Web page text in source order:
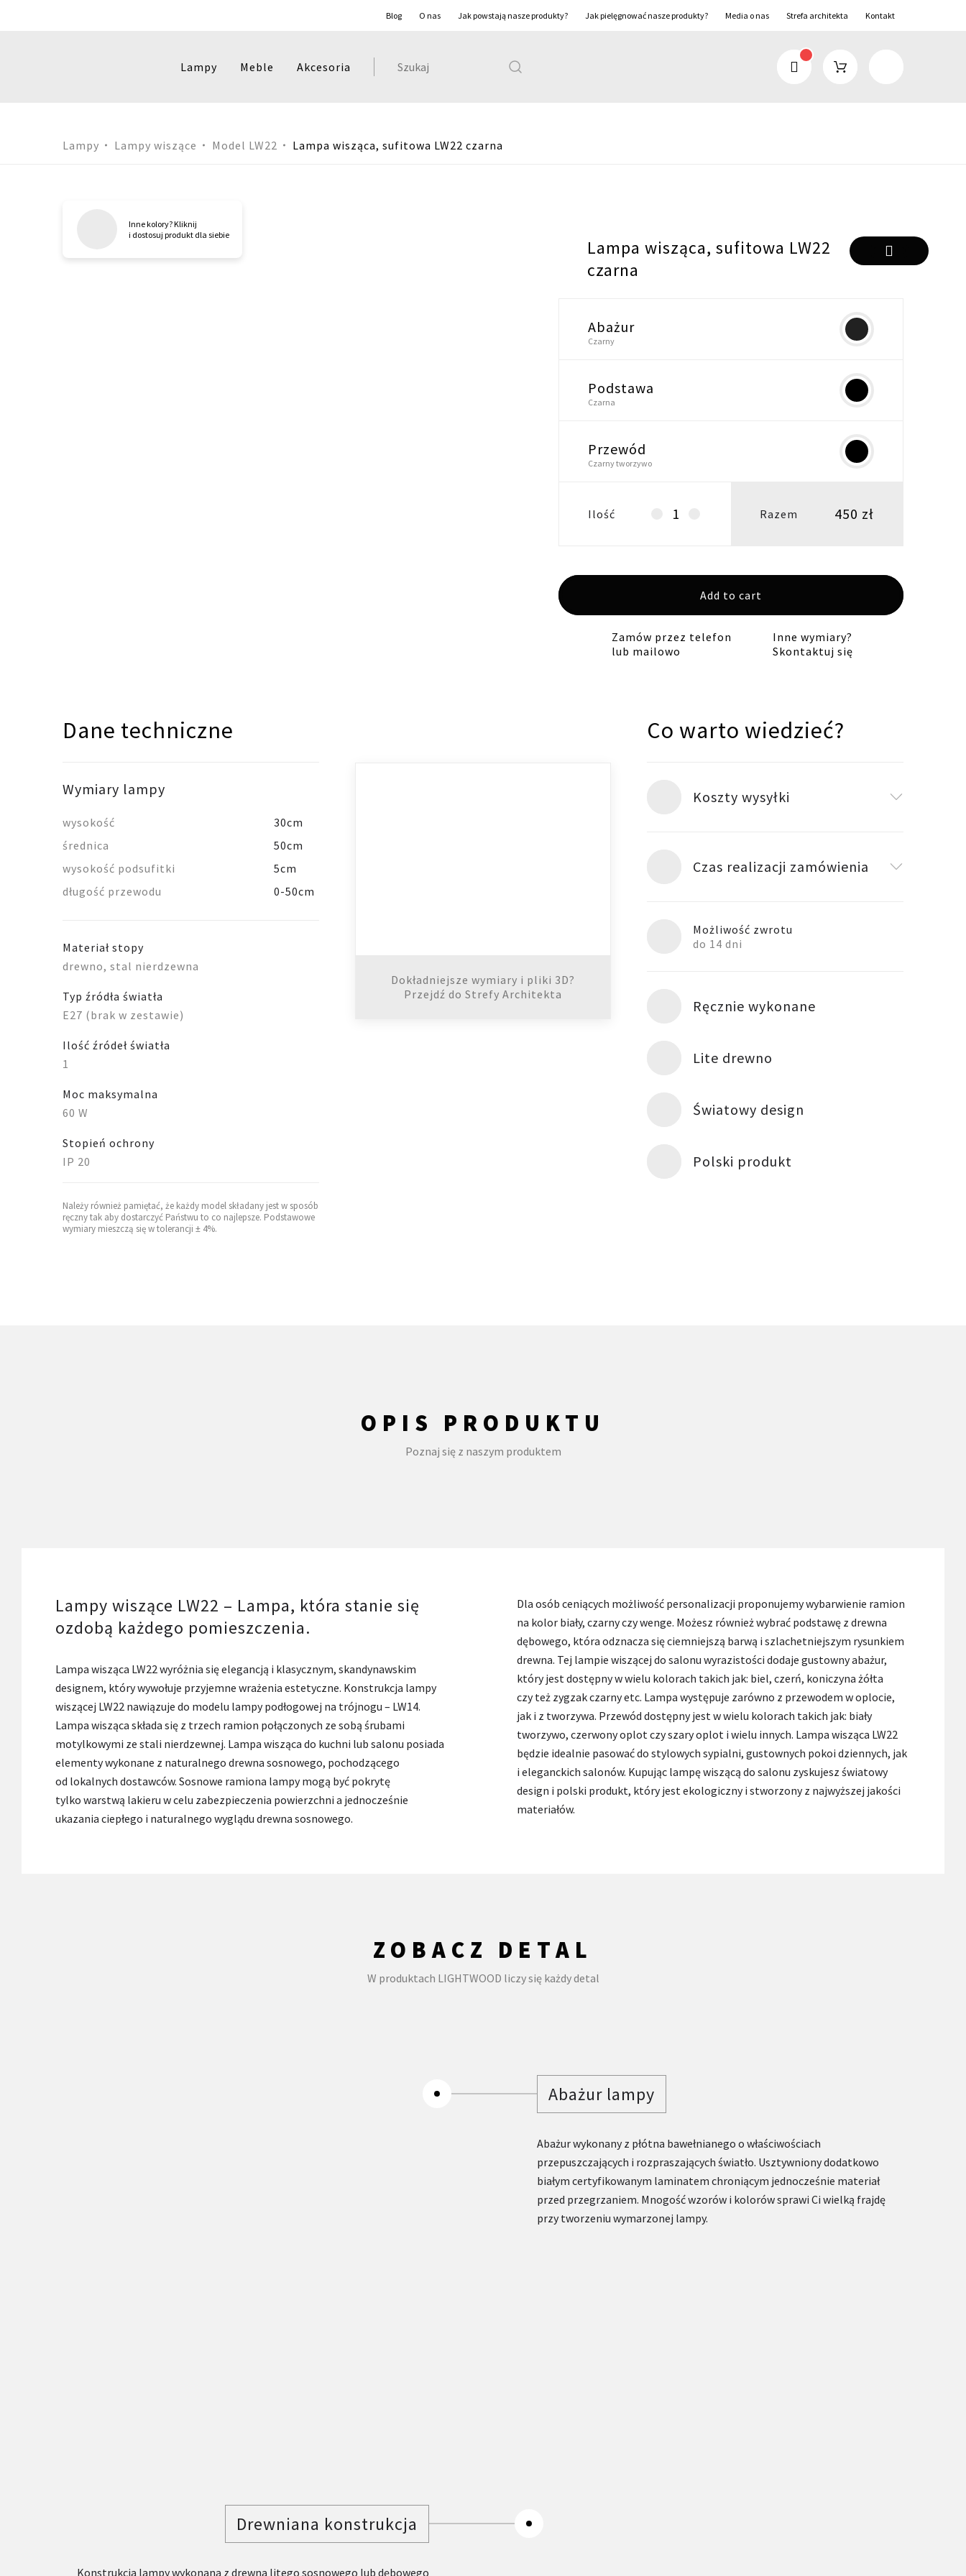
Blog O nas Jak powstają nasze produkty? Jak pielęgnować nasze produkty? Media o nas Strefa architekta Kontakt
Lampy Meble Akcesoria Szukaj:
Lampy Lampy wiszące Model LW22 Lampa wisząca, sufitowa LW22 czarna
Inne kolory? Kliknij
i dostosuj produkt dla siebie
Lampa wisząca, sufitowa LW22
czarna
Abażur
Czarny
Podstawa
Czarna
Przewód
Czarny tworzywo
Ilość
Lampa
Razem 450 zł
Add to cart
Zamów przez telefon
lub mailowo
Inne wymiary?
Skontaktuj się
Dane techniczne
Wymiary lampy
wysokość
30cm
średnica
50cm
wysokość podsufitki
5cm
długość przewodu
0-50cm
Materiał stopy
drewno, stal nierdzewna
Typ źródła światła
E27 (brak w zestawie)
Ilość źródeł światła
1
Moc maksymalna
60 W
Stopień ochrony
IP 20
Należy również pamiętać, że każdy model składany jest w sposób
ręczny tak aby dostarczyć Państwu to co najlepsze. Podstawowe
wymiary mieszczą się w tolerancji ± 4%.
Dokładniejsze wymiary i pliki 3D?
Przejdź do Strefy Architekta
Co warto wiedzieć?
Koszty wysyłki
Czas realizacji zamówienia
Możliwość zwrotu
do 14 dni
Ręcznie wykonane
Lite drewno
Światowy design
Polski produkt
OPIS PRODUKTU
Poznaj się z naszym produktem
Lampy wiszące LW22 – Lampa, która stanie się
ozdobą każdego pomieszczenia.
Lampa wisząca LW22 wyróżnia się elegancją i klasycznym, skandynawskim
designem, który wywołuje przyjemne wrażenia estetyczne. Konstrukcja lampy
wiszącej LW22 nawiązuje do modelu lampy podłogowej na trójnogu – LW14.
Lampa wisząca składa się z trzech ramion połączonych ze sobą śrubami
motylkowymi ze stali nierdzewnej. Lampa wisząca do kuchni lub salonu posiada
elementy wykonane z naturalnego drewna sosnowego, pochodzącego
od lokalnych dostawców. Sosnowe ramiona lampy mogą być pokrytę
tylko warstwą lakieru w celu zabezpieczenia powierzchni a jednocześnie
ukazania ciepłego i naturalnego wyglądu drewna sosnowego.
Dla osób ceniących możliwość personalizacji proponujemy wybarwienie ramion
na kolor biały, czarny czy wenge. Możesz również wybrać podstawę z drewna
dębowego, która odznacza się ciemniejszą barwą i szlachetniejszym rysunkiem
drewna. Tej lampie wiszącej do salonu wyrazistości dodaje gustowny abażur,
który jest dostępny w wielu kolorach takich jak: biel, czerń, koniczyna żółta
czy też zygzak czarny etc. Lampa występuje zarówno z przewodem w oplocie,
jak i z tworzywa. Przewód dostępny jest w wielu kolorach takich jak: biały
tworzywo, czerwony oplot czy szary oplot i wielu innych. Lampa wisząca LW22
będzie idealnie pasować do stylowych sypialni, gustownych pokoi dziennych, jak
i eleganckich salonów. Kupując lampę wiszącą do salonu zyskujesz światowy
design i polski produkt, który jest ekologiczny i stworzony z najwyższej jakości
materiałów.
ZOBACZ DETAL
W produktach LIGHTWOOD liczy się każdy detal
Abażur lampy
Abażur wykonany z płótna bawełnianego o właściwościach
przepuszczających i rozpraszających światło. Usztywniony dodatkowo
białym certyfikowanym laminatem chroniącym jednocześnie materiał
przed przegrzaniem. Mnogość wzorów i kolorów sprawi Ci wielką frajdę
przy tworzeniu wymarzonej lampy.
Drewniana konstrukcja
Konstrukcja lampy wykonana z drewna litego sosnowego lub dębowego